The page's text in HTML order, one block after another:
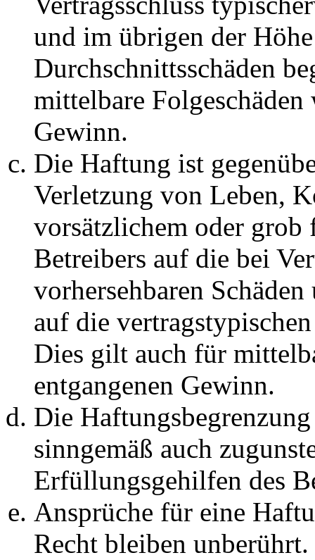
und im übrigen der
Durchschnittsschäden
mittelbare Folgeschäden
Gewinn.
Die Haftung ist
Verletzung von Leben,
vorsätzlichem oder grob
Betreibers auf die bei
vorhersehbaren
auf die
Dies gilt auch für
entgangenen Gewinn.
Die
sinngemäß auch
Erfüllungsgehilfen des
Ansprüche für eine
Recht bleiben unberührt.